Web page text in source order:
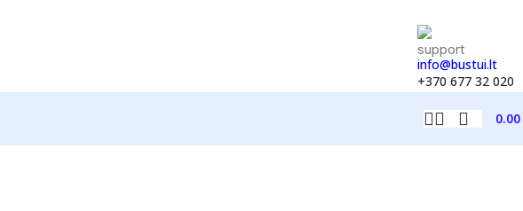
info@bustui.lt
+370 677 32 020
0.00